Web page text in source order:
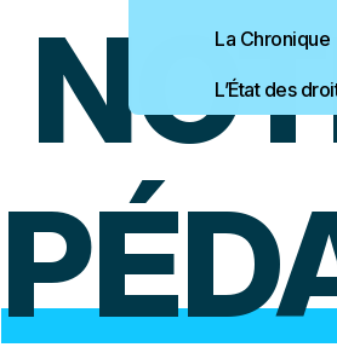
La Chronique
L’État des